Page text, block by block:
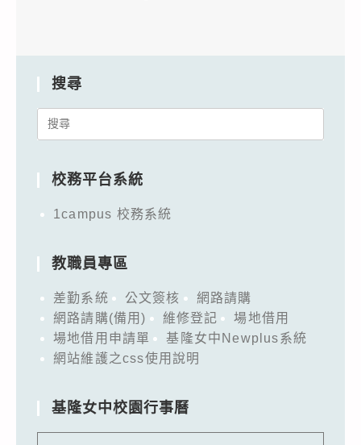
搜尋
Search
校務平台系統
1campus 校務系統
教職員專區
差勤系統 公文簽核
網路請購
網路請購(備用)
維修登記
場地借用
場地借用申請單
基隆女中Newplus系統
網站維護之css使用說明
基隆女中校園行事曆